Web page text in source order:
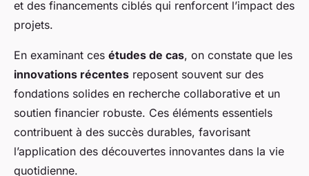
et des financements ciblés qui renforcent l’impact des
projets.
En examinant ces études de cas, on constate que les
innovations récentes reposent souvent sur des
fondations solides en recherche collaborative et un
soutien financier robuste. Ces éléments essentiels
contribuent à des succès durables, favorisant
l’application des découvertes innovantes dans la vie
quotidienne.